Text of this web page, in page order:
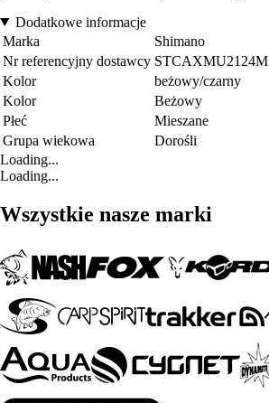
Dodatkowe informacje
Marka
Shimano
Nr referencyjny dostawcy STCAXMU2124M
Kolor
beżowy/czarny
Kolor
Beżowy
Płeć
Mieszane
Grupa wiekowa
Dorośli
Loading...
Loading...
Wszystkie nasze marki